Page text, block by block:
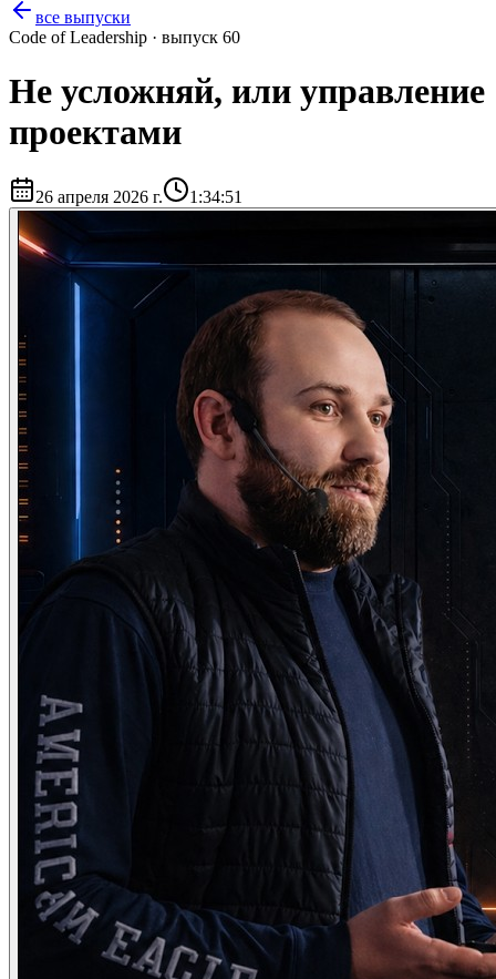
все выпуски
Code of Leadership · выпуск 60
Не усложняй, или управление
проектами
26 апреля 2026 г. 1:34:51